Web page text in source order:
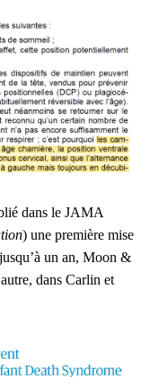
dans le JAMA
) une pre­mière mise
un an, Moon &
dans Car­lin et